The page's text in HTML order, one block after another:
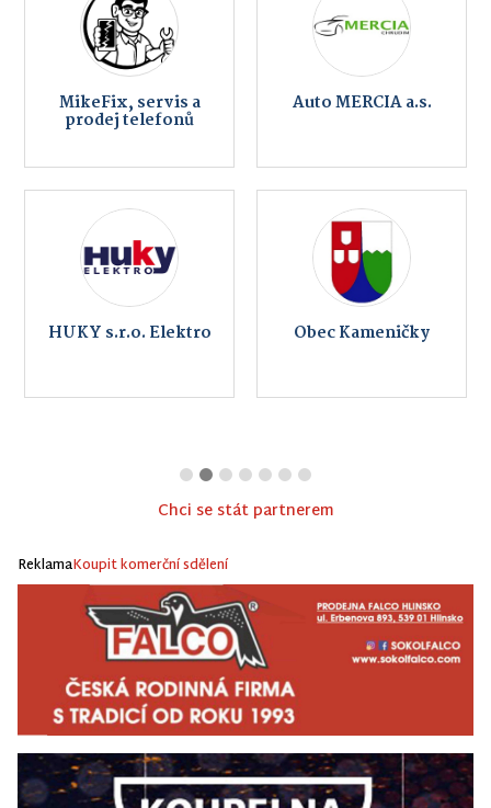
MikeFix, servis a
prodej telefonů
Auto MERCIA a.s.
HUKY s.r.o. Elektro Obec Kameničky
Chci se stát partnerem
ReklamaKoupit komerční sdělení